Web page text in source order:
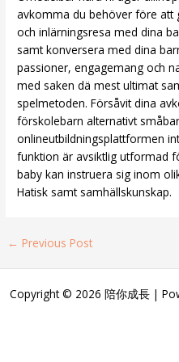
avkomma du behöver före att
och inlärningsresa med dina
samt konversera med dina
passioner, engagemang och
med saken dä mest ultimat
spelmetoden. Försåvit dina
förskolebarn alternativt
onlineutbildningsplattformen
funktion är avsiktlig utformad
baby kan instruera sig inom
Hatisk samt samhällskunskap.
← Previous Post
Copyright © 2026 陪你成長 |